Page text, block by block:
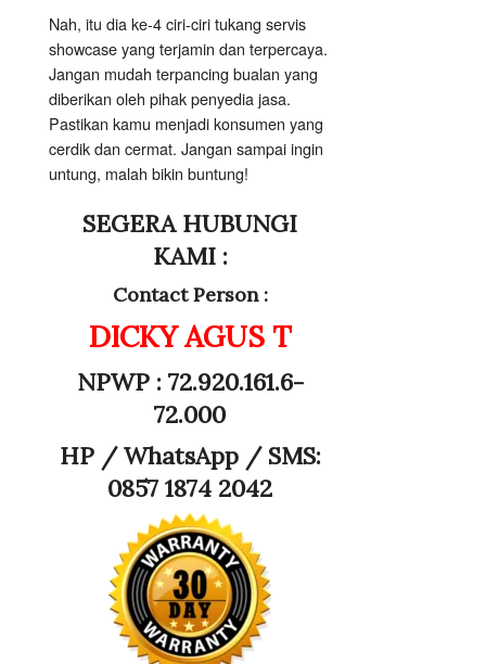
Nah, itu dia ke-4 ciri-ciri tukang servis
showcase yang terjamin dan terpercaya.
Jangan mudah terpancing bualan yang
diberikan oleh pihak penyedia jasa.
Pastikan kamu menjadi konsumen yang
cerdik dan cermat. Jangan sampai ingin
untung, malah bikin buntung!
SEGERA HUBUNGI
KAMI :
Contact Person :
DICKY AGUS T
NPWP : 72.920.161.6-
72.000
HP /WhatsApp / SMS:
0857 1874 2042